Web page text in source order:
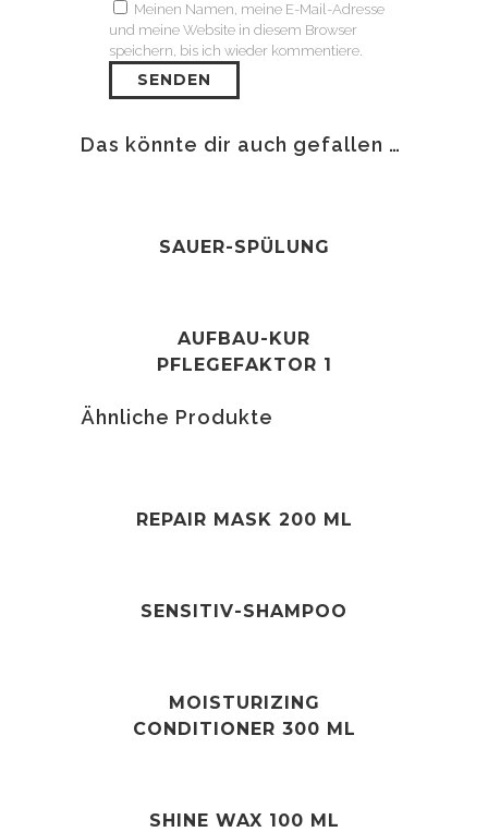
Meinen Namen, meine E-Mail-Adresse
und meine Website in diesem Browser
speichern, bis ich wieder kommentiere.
Das könnte dir auch gefallen …
SAUER-SPÜLUNG
AUFBAU-KUR
PFLEGEFAKTOR 1
Ähnliche Produkte
REPAIR MASK 200 ML
SENSITIV-SHAMPOO
MOISTURIZING
CONDITIONER 300 ML
SHINE WAX 100 ML